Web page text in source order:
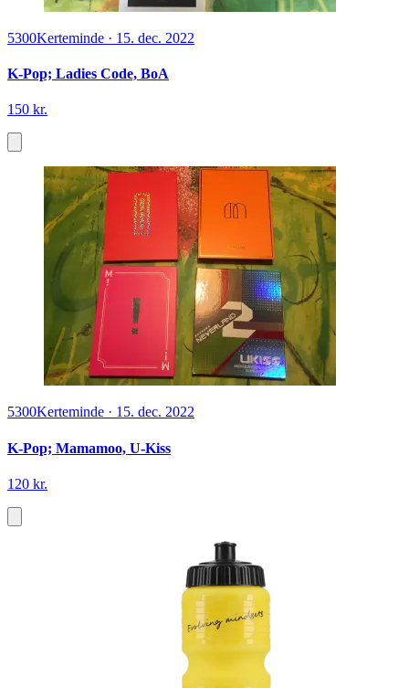
5300Kerteminde · 15. dec. 2022
K-Pop; Ladies Code, BoA
150 kr.
5300Kerteminde · 15. dec. 2022
K-Pop; Mamamoo, U-Kiss
120 kr.